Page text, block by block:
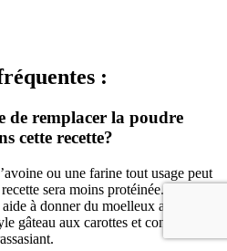
:
de remplacer la poudre
cette recette?
ou une farine tout usage peut
sera moins protéinée. La
à donner du moelleux aux
gâteau aux carottes et contribue